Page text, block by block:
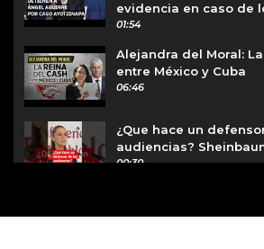
evidencia en caso de
01:54
Alejandra del Moral:
entre México y Cuba
06:46
¿Que hace un
audiencias?
00:30
México": Trump